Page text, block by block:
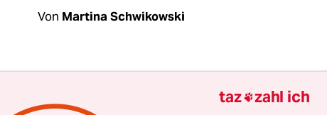
Von Martina Schwikowski
ein klares Signal für ein Bündnis der
taz zahl ich